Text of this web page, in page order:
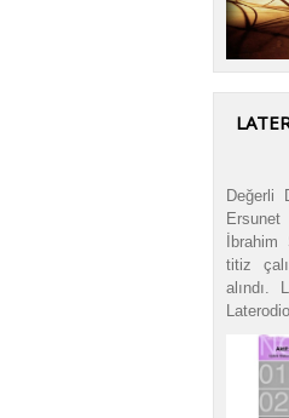
Değerli
titiz
alındı.